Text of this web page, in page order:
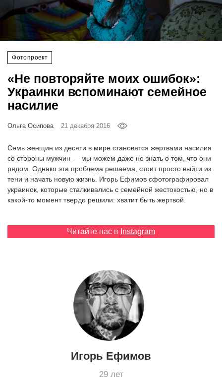
Фотопроект
«Не повторяйте моих ошибок»:
Украинки вспоминают семейное
насилие
Ольга Осипова 21 декабря 2016
Семь женщин из десяти в мире становятся жертвами насилия
со стороны мужчин — мы можем даже не знать о том, что они
рядом. Однако эта проблема решаема, стоит просто выйти из
тени и начать новую жизнь. Игорь Ефимов сфотографировал
украинок, которые сталкивались с семейной жестокостью, но в
какой-то момент твердо решили: хватит быть жертвой.
Читайте нас в Instagram
Игорь Ефимов
29 лет